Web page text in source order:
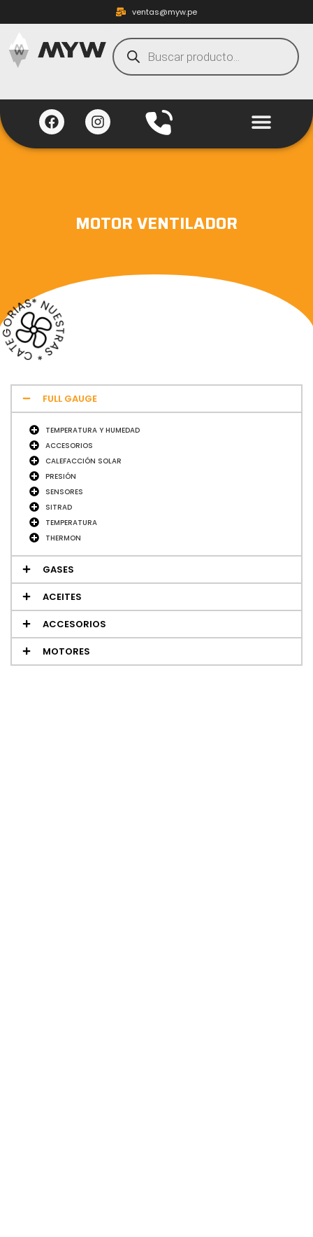
ventas@myw.pe
MOTOR VENTILADOR
* CATEGORIAS​
FULL GAUGE
TEMPERATURA Y HUMEDAD
ACCESORIOS
CALEFACCIÓN SOLAR
PRESIÓN
SENSORES
SITRAD
TEMPERATURA
THERMON
GASES
ACEITES
ACCESORIOS
MOTORES